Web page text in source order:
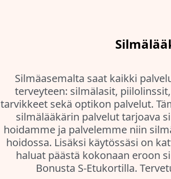
Silmäasemalta saat kaikki
terveyteen: silmälasit,
tarvikkeet sekä optikon palvelut.
silmälääkärin palvelut tarjoava
hoidamme ja palvelemme niin
hoidossa. Lisäksi käytössäsi on
haluat päästä kokonaan eroon
Bonusta S-Etukortilla.